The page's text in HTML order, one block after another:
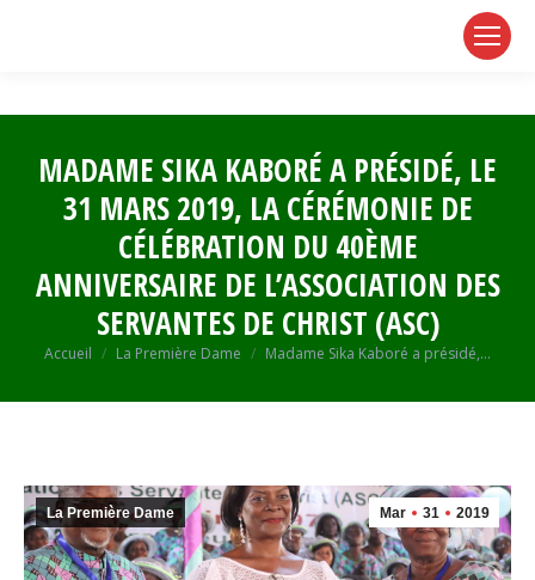
MADAME SIKA KABORÉ A PRÉSIDÉ, LE
31 MARS 2019, LA CÉRÉMONIE DE
CÉLÉBRATION DU 40ÈME
ANNIVERSAIRE DE L’ASSOCIATION DES
SERVANTES DE CHRIST (ASC)
Vous êtes ici :
Accueil La Première Dame Madame Sika Kaboré a présidé,…
Mar 31 2019
La Première Dame